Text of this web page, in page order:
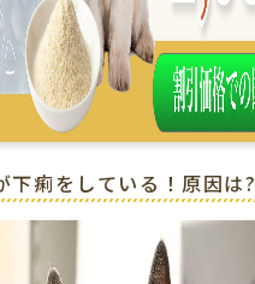
下痢をしている！原因は?